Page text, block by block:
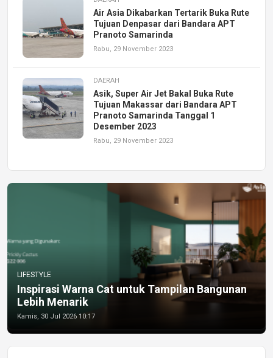
Air Asia Dikabarkan Tertarik Buka Rute
Tujuan Denpasar dari Bandara APT
Pranoto Samarinda
Rabu, 29 November 2023
DAERAH
Asik, Super Air Jet Bakal Buka Rute
Tujuan Makassar dari Bandara APT
Pranoto Samarinda Tanggal 1
Desember 2023
Rabu, 29 November 2023
LIFESTYLE
Inspirasi Warna Cat untuk Tampilan Bangunan
Lebih Menarik
Kamis, 30 Jul 2026 10:17